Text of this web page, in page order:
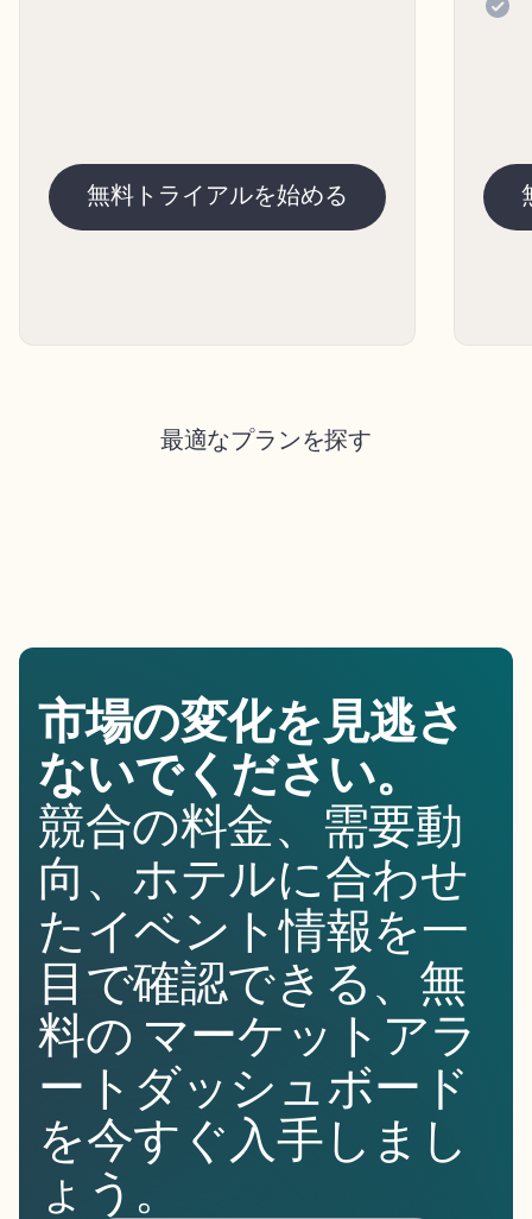
無料トライアルを始める
最適なプランを探す
市場の変化を見逃さ
ないでください。
競合の料金、需要動
向、ホテルに合わせ
たイベント情報を一
目で確認できる、無
料の マーケットアラ
ートダッシュボード
を今すぐ入手しまし
ょう。